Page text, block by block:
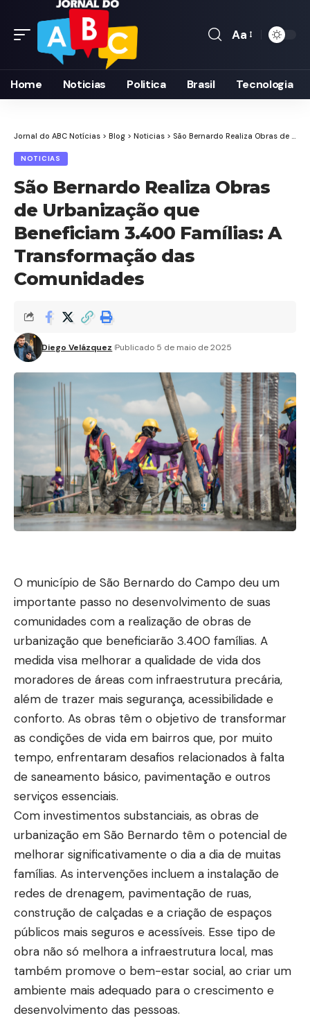
Font
Aa
Home Noticias Politica Brasil Tecnologia
Jornal do ABC Notícias > Blog > Noticias > São Bernardo Realiza Obras de Urbanização que Beneficiam 3.400 Famílias: A Transformação das Comunidades
NOTICIAS
São Bernardo Realiza Obras
de Urbanização que
Beneficiam 3.400 Famílias: A
Transformação das
Comunidades
Diego Velázquez Publicado 5 de maio de 2025
O município de São Bernardo do Campo deu um
importante passo no desenvolvimento de suas
comunidades com a realização de obras de
urbanização que beneficiarão 3.400 famílias. A
medida visa melhorar a qualidade de vida dos
moradores de áreas com infraestrutura precária,
além de trazer mais segurança, acessibilidade e
conforto. As obras têm o objetivo de transformar
as condições de vida em bairros que, por muito
tempo, enfrentaram desafios relacionados à falta
de saneamento básico, pavimentação e outros
serviços essenciais.
Com investimentos substanciais, as obras de
urbanização em São Bernardo têm o potencial de
melhorar significativamente o dia a dia de muitas
famílias. As intervenções incluem a instalação de
redes de drenagem, pavimentação de ruas,
construção de calçadas e a criação de espaços
públicos mais seguros e acessíveis. Esse tipo de
obra não só melhora a infraestrutura local, mas
também promove o bem-estar social, ao criar um
ambiente mais adequado para o crescimento e
desenvolvimento das pessoas.